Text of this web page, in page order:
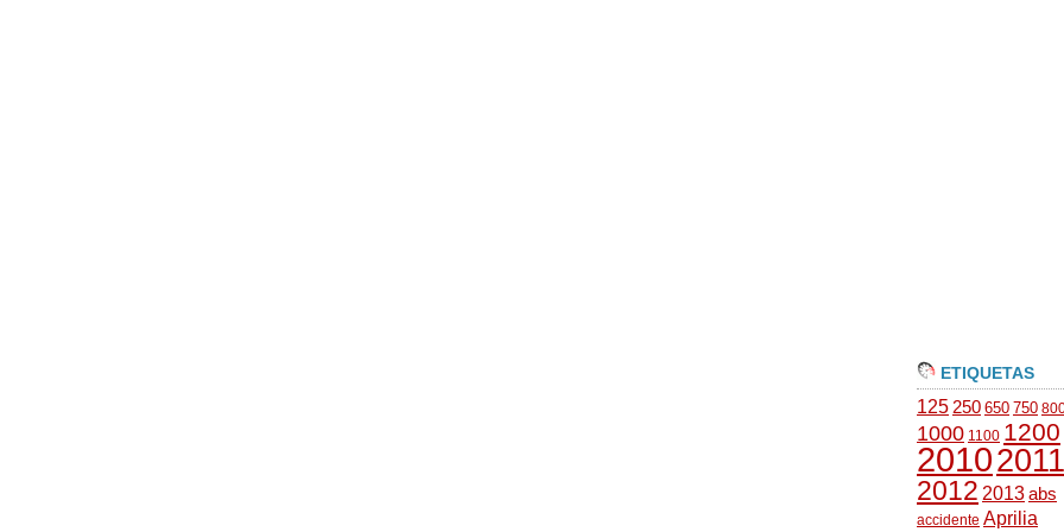
ETIQUETAS
125 250 650 750
1000 1100 1200
20102011
2012 2013abs
accidente Aprilia